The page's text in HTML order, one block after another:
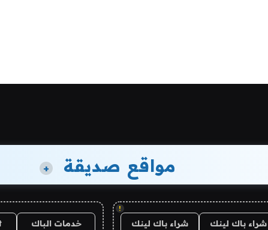
مواقع صديقة +
!
شراء باك لينك شراء باك لينك
خدمات الباك